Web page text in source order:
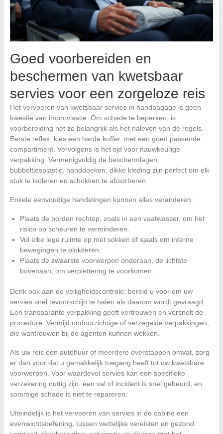
Goed voorbereiden en
beschermen van kwetsbaar
servies voor een zorgeloze reis
Het vervoeren van kwetsbaar servies in handbagage is geen
kwestie van improvisatie. Om schade te beperken, is
voorbereiding net zo belangrijk als het naleven van de regels.
Eerste reflex: kies een harde koffer, met een goed passende
compartiment. Vervolgens is het tijd voor nauwkeurige
verpakking. Vermenigvuldig de beschermlagen:
bubbeltjesplastic, handdoeken, dikke kleding zijn perfect om elk
stuk te isoleren en schokken te absorberen.
Enkele eenvoudige handelingen kunnen alles veranderen:
Plaats de borden rechtop, zoals in een vaatwasser, om het
risico op scheuren te verminderen.
Vul elke lege ruimte op met sokken of sjaals om interne
bewegingen te blokkeren.
Plaats de zwaarste voorwerpen onderaan, de lichtste
bovenaan, om verplettering te voorkomen.
Denk ook aan de veiligheidscontrole: bereid u voor om uw
servies snel tevoorschijn te halen als daarom wordt gevraagd.
Een transparante verpakking geeft vertrouwen en versnelt de
procedure. Vermijd ondoorzichtige of verzegelde verpakkingen,
die wantrouwen bij de agenten kunnen wekken.
Als uw reis een autohuur of meerdere overstappen omvat, zorg
er dan voor dat u gemakkelijk toegang heeft tot uw kwetsbare
voorwerpen. Voor waardevol servies kan een specifieke
verzekering nuttig zijn: een val of incident is snel gebeurd, en
sommige schade is niet te repareren.
Uiteindelijk is het vervoeren van servies in de cabine een
evenwichtsoefening, tussen wettelijke vereisten en gezond